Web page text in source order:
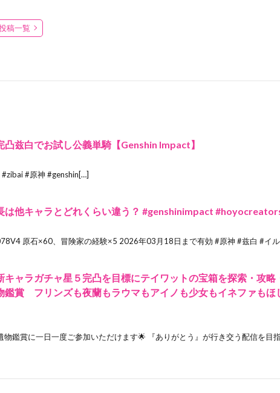
稿一覧
凸兹白でお試し公義単騎【Genshin Impact】
#原神 #genshin[…]
は他キャラとどれくらい違う？ #genshinimpact
原石×60、冒険家の経験×5 2026年03月18日まで有効 #原神 #兹白 #イ
キャラガチャ星５完凸を目標にテイワットの宝箱を探索・攻略
鑑賞 フリンズも夜蘭もラウマもアイノも少女もイネファもほ
物鑑賞に一日一度ご参加いただけます🌟 『ありがとう』が行き交う配信を目